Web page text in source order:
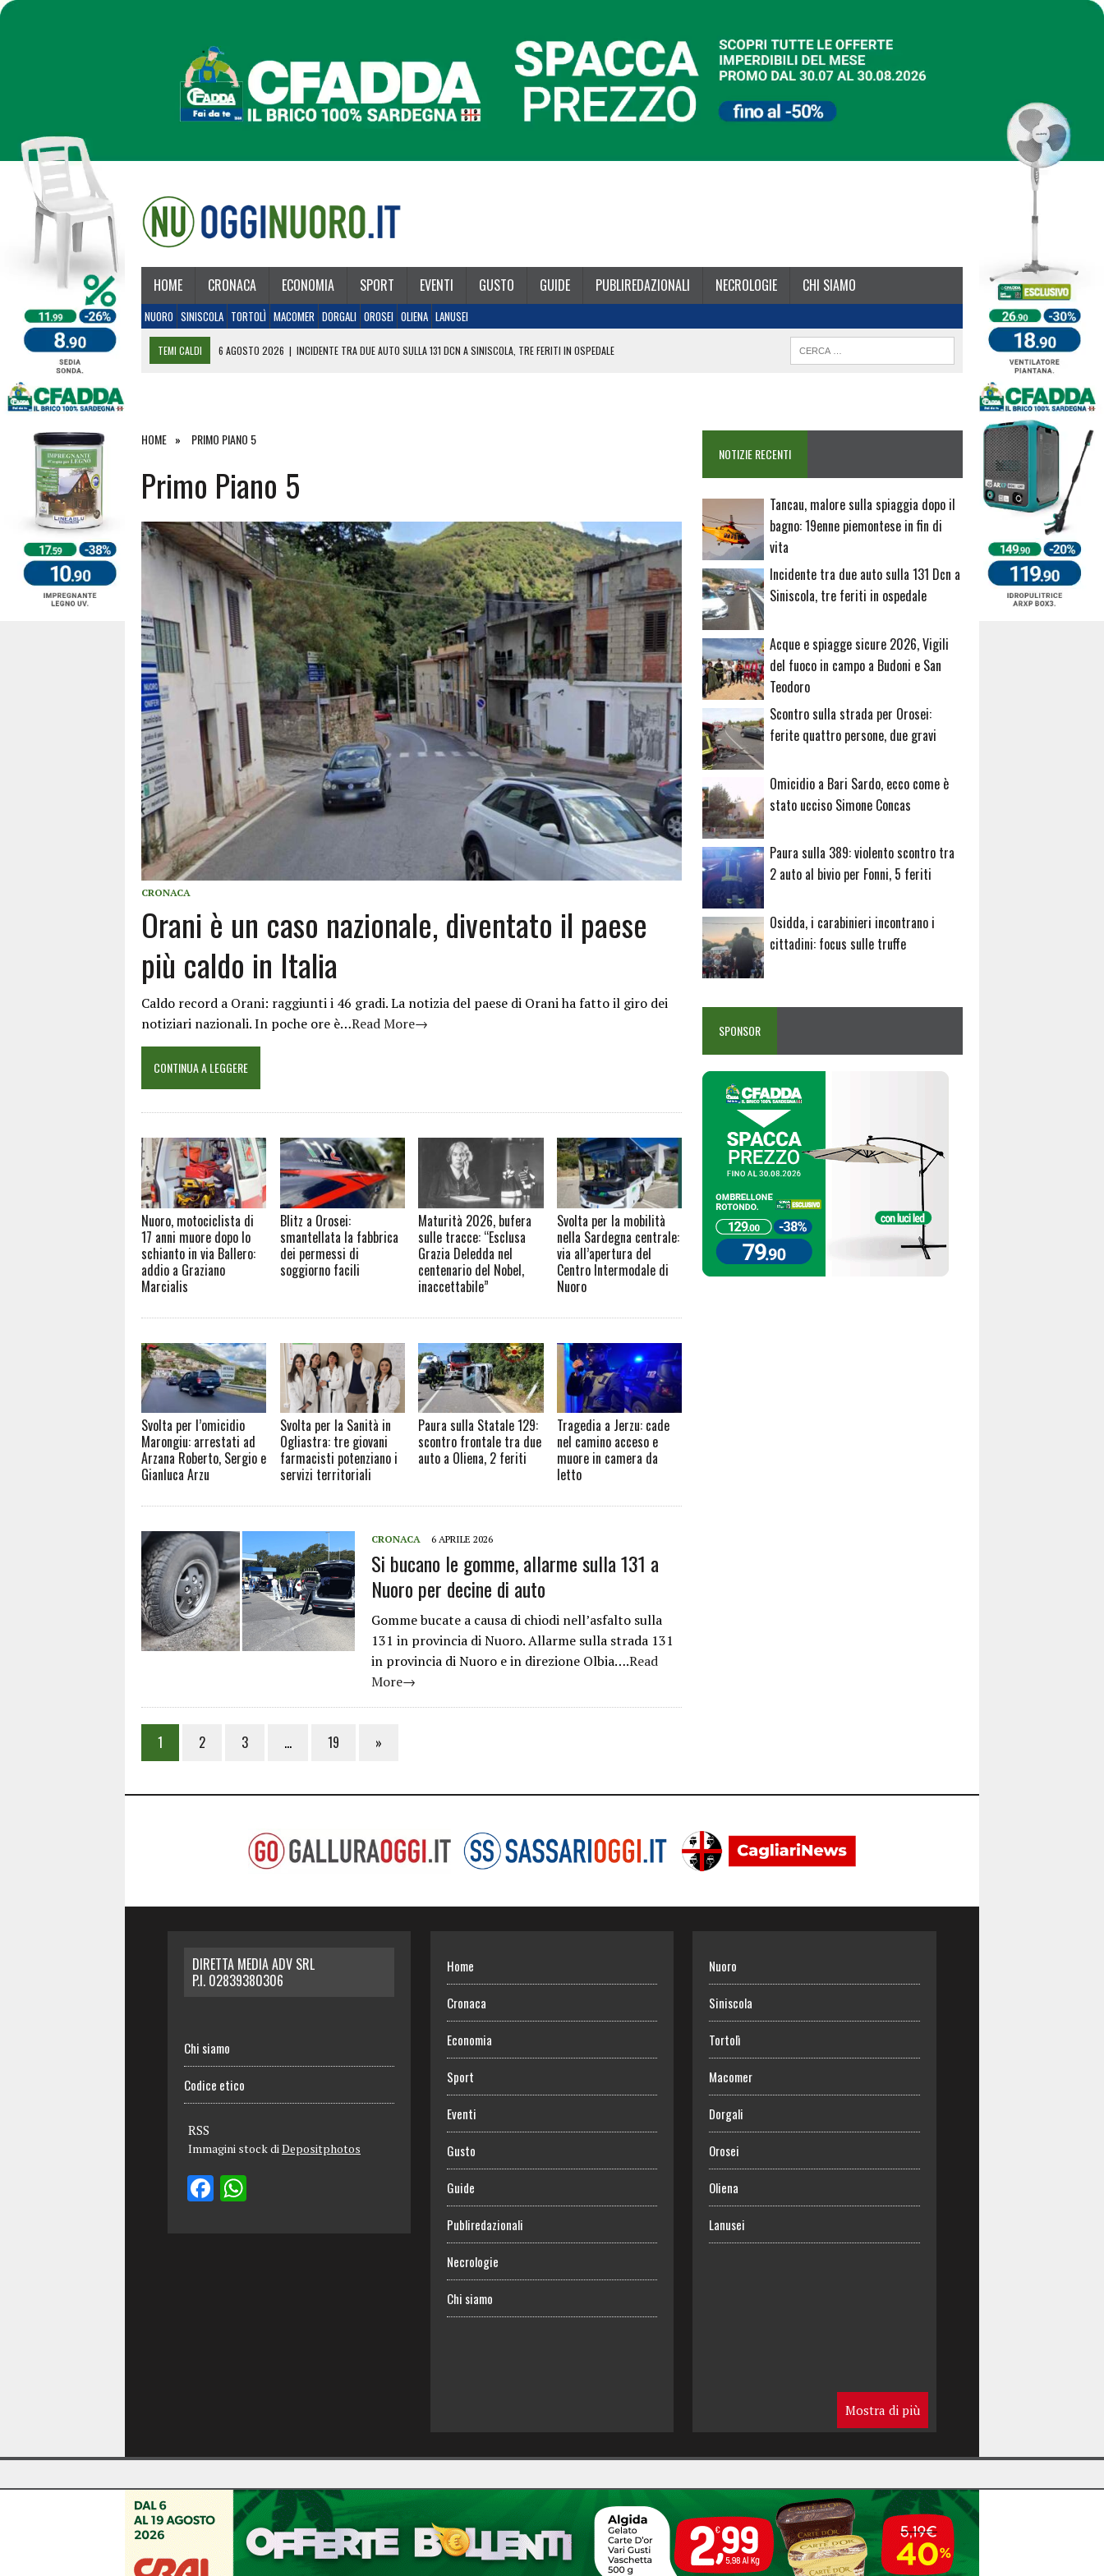
HOME CRONACA ECONOMIA SPORT EVENTI GUSTO GUIDE PUBLIREDAZIONALI NECROLOGIE CHI SIAMO
NUORO SINISCOLA TORTOLÌ MACOMER DORGALI OROSEI OLIENA LANUSEI
TEMI CALDI 6 AGOSTO 2026 | INCIDENTE TRA DUE AUTO SULLA 131 DCN A SINISCOLA, TRE FERITI IN OSPEDALE
27 LUGLIO 2026 | OMICIDIO A BARI SARDO, ECCO COME È STATO UCCISO SIMONE CONCAS
HOME PRIMO PIANO 5
Primo Piano 5
CRONACA
Orani è un caso nazionale, diventato il paese
più caldo in Italia
Caldo record a Orani: raggiunti i 46 gradi. La notizia del paese di Orani ha fatto il giro dei
notiziari nazionali. In poche ore è…Read More→
CONTINUA A LEGGERE
Nuoro, motociclista di
17 anni muore dopo lo
schianto in via Ballero:
addio a Graziano
Marcialis
Blitz a Orosei:
smantellata la fabbrica
dei permessi di
soggiorno facili
Maturità 2026, bufera
sulle tracce: “Esclusa
Grazia Deledda nel
centenario del Nobel,
inaccettabile”
Svolta per la mobilità
nella Sardegna centrale:
via all’apertura del
Centro Intermodale di
Nuoro
Svolta per l’omicidio
Marongiu: arrestati ad
Arzana Roberto, Sergio e
Gianluca Arzu
Svolta per la Sanità in
Ogliastra: tre giovani
farmacisti potenziano i
servizi territoriali
Paura sulla Statale 129:
scontro frontale tra due
auto a Oliena, 2 feriti
Tragedia a Jerzu: cade
nel camino acceso e
muore in camera da
letto
CRONACA 6 APRILE 2026
Si bucano le gomme, allarme sulla 131 a
Nuoro per decine di auto
Gomme bucate a causa di chiodi nell’asfalto sulla
131 in provincia di Nuoro. Allarme sulla strada 131
in provincia di Nuoro e in direzione Olbia….Read
More→
1 2 3 … 19 »
NOTIZIE RECENTI
Tancau, malore sulla spiaggia dopo il
bagno: 19enne piemontese in fin di
vita
Incidente tra due auto sulla 131 Dcn a
Siniscola, tre feriti in ospedale
Acque e spiagge sicure 2026, Vigili
del fuoco in campo a Budoni e San
Teodoro
Scontro sulla strada per Orosei:
ferite quattro persone, due gravi
Omicidio a Bari Sardo, ecco come è
stato ucciso Simone Concas
Paura sulla 389: violento scontro tra
2 auto al bivio per Fonni, 5 feriti
Osidda, i carabinieri incontrano i
cittadini: focus sulle truffe
SPONSOR
DIRETTA MEDIA ADV SRL
P.I. 02839380306
Chi siamo
Codice etico
RSS
Immagini stock diDepositphotos
Home
Cronaca
Economia
Sport
Eventi
Gusto
Guide
Publiredazionali
Necrologie
Chi siamo
Nuoro
Siniscola
Tortolì
Macomer
Dorgali
Orosei
Oliena
Lanusei
Mostra di più